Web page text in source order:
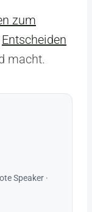
zum
Entscheiden
macht.
Speaker ·